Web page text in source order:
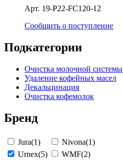
Арт. 19-P22-FC120-12
Сообщить о поступление
Подкатегории
Очистка молочной системы
Удаление кофейных масел
Декальцинация
Очистка кофемолок
Бренд
Jura(1) Nivona(1)
Urnex(5) WMF(2)